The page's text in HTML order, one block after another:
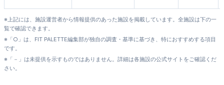
※上記には、施設運営者から情報提供のあった施設を掲載しています。全施設は下の一
覧で確認できます。
※「○」は、FIT PALETTE編集部が独自の調査・基準に基づき、特におすすめする項目
です。
※「－」は未提供を示すものではありません。詳細は各施設の公式サイトをご確認くだ
さい。